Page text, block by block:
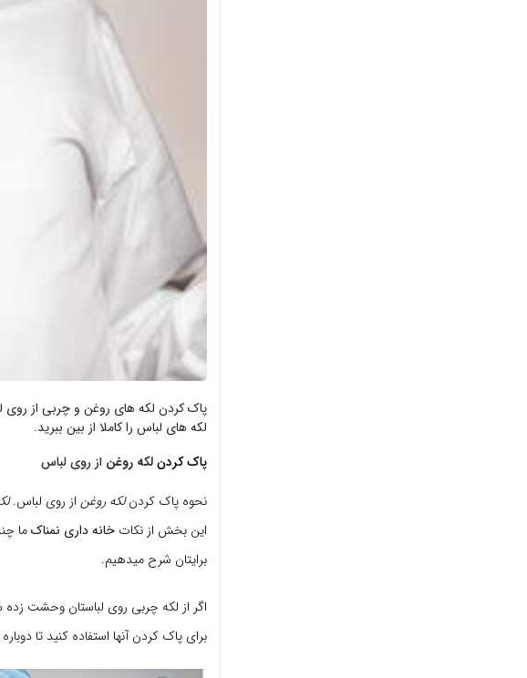
پاک کردن لکه های روغن و چربی از روی
لکه های لباس را کاملا از بین ببرید.
پاک کردنلکه روغن از روی لباس
نحوه پاک کردنلکه روغن از روی لباس.
این بخش از نکات خانه داری نمناکما
برایتان شرح میدهیم.
اگر از لکه چربی روی لباستان وحشت زده
برای پاک کردن آنها استفاده کنید تا